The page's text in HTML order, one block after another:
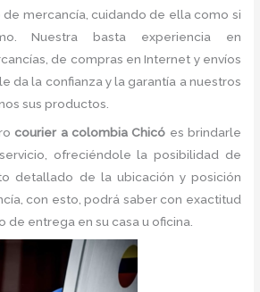
mercancía, cuidando de ella como si
Nuestra basta experiencia en
de compras en Internet y envíos
da la confianza y la garantía a nuestros
sus productos.
courier a colombia Chicó es brindarle
ofreciéndole la posibilidad de
detallado de la ubicación y posición
con esto, podrá saber con exactitud
entrega en su casa u oficina.